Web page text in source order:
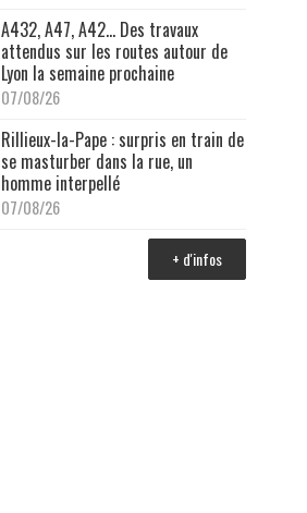
A432, A47, A42… Des travaux
attendus sur les routes autour de
Lyon la semaine prochaine
07/08/26
Rillieux-la-Pape : surpris en train de
se masturber dans la rue, un
homme interpellé
07/08/26
+ d'infos